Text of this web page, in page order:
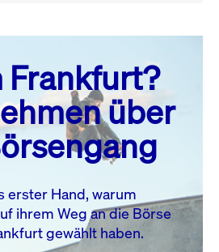
DO. FR. SA. SO.
1
2
6 7 8
13 14
20 21 22
23
Frankfurt?
über
erster Hand, warum
ihrem Weg an die Börse
gewählt haben.